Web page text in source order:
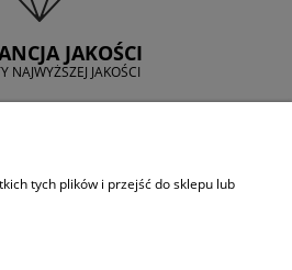
JAKOŚCI
NAJWYŻSZEJ JAKOŚCI
tych plików i przejść do sklepu lub